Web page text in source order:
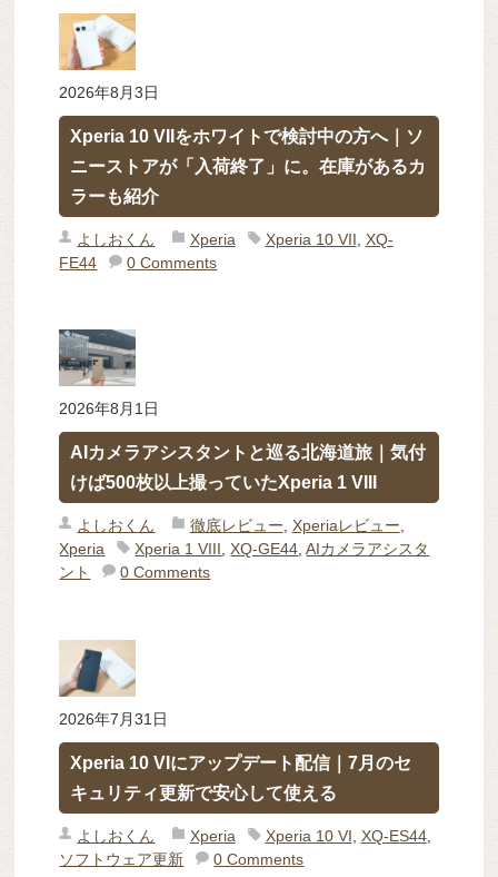
2026年8月3日
Xperia 10 VIIをホワイトで検討中の方へ｜ソ
ニーストアが「入荷終了」に。在庫があるカ
ラーも紹介
よしおくん Xperia Xperia 10 VII XQ-
FE44
0 Comments
2026年8月1日
AIカメラアシスタントと巡る北海道旅｜気付
けば500枚以上撮っていたXperia 1 VIII
よしおくん 徹底レビュー, Xperiaレビュー,
Xperia
Xperia 1 VIII,XQ-GE44,AIカメラアシスタ
ント
0 Comments
2026年7月31日
Xperia 10 VIにアップデート配信｜7月のセ
キュリティ更新で安心して使える
よしおくん Xperia Xperia 10 VI XQ-ES44,
ソフトウェア更新
0 Comments